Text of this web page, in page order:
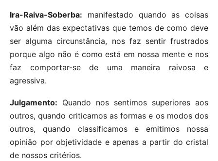
Ira-Raiva-Soberba: manifestado quando as coisas
vão além das expectativas que temos de como deve
ser alguma circunstância, nos faz sentir frustrados
porque algo não é como está em nossa mente e nos
faz comportar-se de uma maneira raivosa e
agressiva.
Julgamento: Quando nos sentimos superiores aos
outros, quando criticamos as formas e os modos dos
outros, quando classificamos e emitimos nossa
opinião por objetividade e apenas a partir do cristal
de nossos critérios.